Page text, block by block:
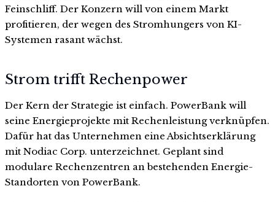
Feinschliff. Der Konzern will von einem Markt
profitieren, der wegen des Stromhungers von KI-
Systemen rasant wächst.
Strom trifft Rechenpower
Der Kern der Strategie ist einfach. PowerBank will
seine Energieprojekte mit Rechenleistung verknüpfen.
Dafür hat das Unternehmen eine Absichtserklärung
mit Nodiac Corp. unterzeichnet. Geplant sind
modulare Rechenzentren an bestehenden Energie-
Standorten von PowerBank.